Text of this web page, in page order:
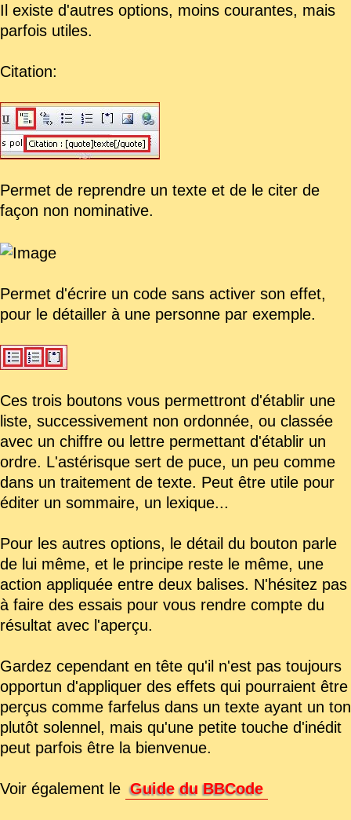
Il existe d'autres options, moins courantes, mais
parfois utiles.
Citation:
Permet de reprendre un texte et de le citer de
façon non nominative.
Permet d'écrire un code sans activer son effet,
pour le détailler à une personne par exemple.
Ces trois boutons vous permettront d'établir une
liste, successivement non ordonnée, ou classée
avec un chiffre ou lettre permettant d'établir un
ordre. L'astérisque sert de puce, un peu comme
dans un traitement de texte. Peut être utile pour
éditer un sommaire, un lexique...
Pour les autres options, le détail du bouton parle
de lui même, et le principe reste le même, une
action appliquée entre deux balises. N'hésitez pas
à faire des essais pour vous rendre compte du
résultat avec l'aperçu.
Gardez cependant en tête qu'il n'est pas toujours
opportun d'appliquer des effets qui pourraient être
perçus comme farfelus dans un texte ayant un ton
plutôt solennel, mais qu'une petite touche d'inédit
peut parfois être la bienvenue.
Voir également le Guide du BBCode